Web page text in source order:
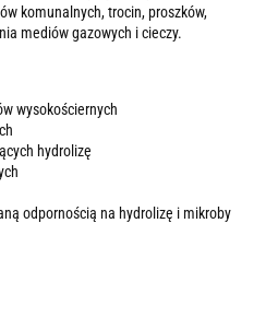
komunalnych, trocin, proszków,
mediów gazowych i cieczy.
wysokościernych
hydrolizę
odpornością na hydrolizę i mikroby